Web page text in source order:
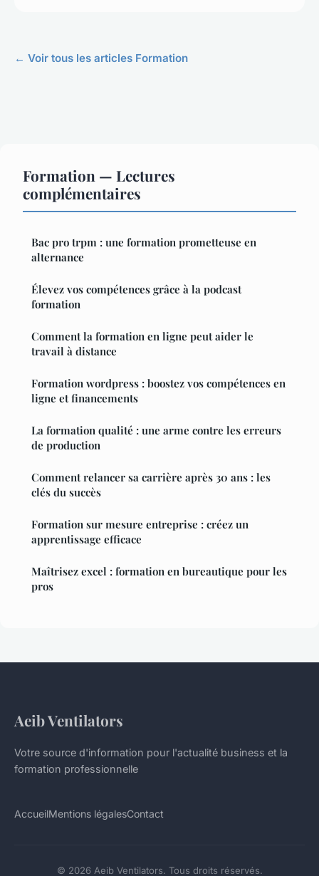
← Voir tous les articles Formation
Formation — Lectures
complémentaires
Bac pro trpm : une formation prometteuse en
alternance
Élevez vos compétences grâce à la podcast
formation
Comment la formation en ligne peut aider le
travail à distance
Formation wordpress : boostez vos compétences en
ligne et financements
La formation qualité : une arme contre les erreurs
de production
Comment relancer sa carrière après 30 ans : les
clés du succès
Formation sur mesure entreprise : créez un
apprentissage efficace
Maîtrisez excel : formation en bureautique pour les
pros
Aeib Ventilators
Votre source d'information pour l'actualité business et la
formation professionnelle
AccueilMentions légalesContact
© 2026 Aeib Ventilators. Tous droits réservés.